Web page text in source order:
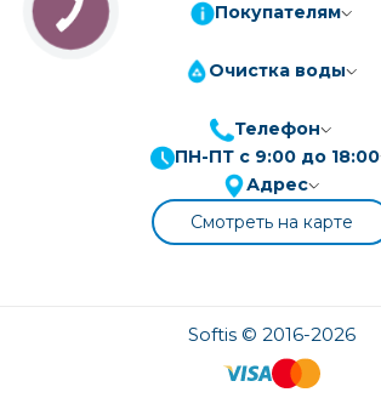
ПриватБанк
3-10 платежів, кредит 0.01%
3-7 платежів, кредит 0.01%
3-10 платежів, кредит 0.01%
3-10 платежів, кредит 0.01%
Покупателям
Очистка воды
Телефон
ПН-ПТ с 9:00 до 18:00
Адрес
Смотреть на карте
Softis © 2016-2026